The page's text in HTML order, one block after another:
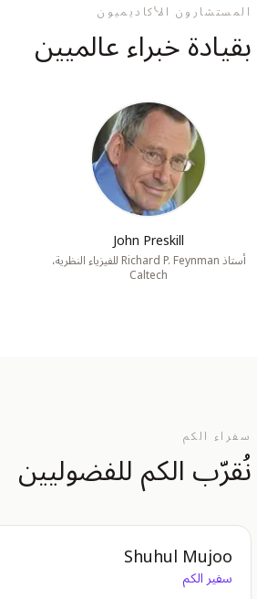
المستشارون الأكاديميون
بقيادة خبراء عالميين
John Preskill
أستاذ Richard P. Feynman للفيزياء النظرية،
Caltech
سفراء الكم
نُقرّب الكم للفضوليين
Shuhul Mujoo
سفير الكم